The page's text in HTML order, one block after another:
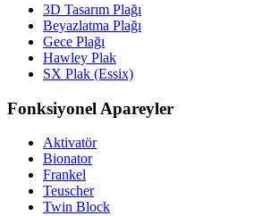
3D Tasarım Plağı
Beyazlatma Plağı
Gece Plağı
Hawley Plak
SX Plak (Essix)
Fonksiyonel Apareyler
Aktivatör
Bionator
Frankel
Teuscher
Twin Block